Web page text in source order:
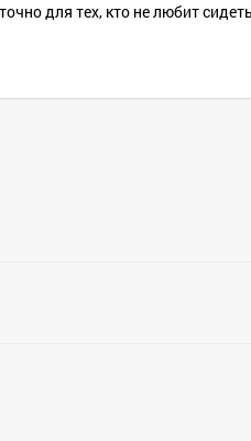
для тех, кто не любит